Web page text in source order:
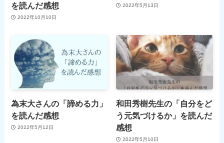
を読んだ感想
2022年10月10日
2022年5月13日
為末大さんの「諦める力」
を読んだ感想
2022年5月12日
和田秀樹先生の「自分をど
う元気づけるか」を読んだ
感想
2022年5月10日